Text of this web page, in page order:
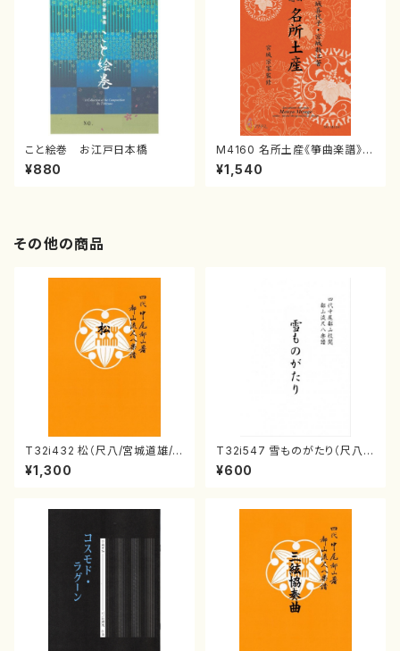
こと絵巻 お江戸日本橋
¥880
M4160 名所土産《箏曲楽譜》
（箏/宮城喜代子・宮城数江著・
宮城宗家監修/箏曲古典楽譜）
¥1,540
その他の商品
T32i432 松（尺八/宮城道雄/
楽譜）都山流公刊楽譜曲番:213
8
¥1,300
T32i547 雪ものがたり（尺八/
沢井忠夫/楽譜）都山流公刊楽譜
曲番:2256
¥600